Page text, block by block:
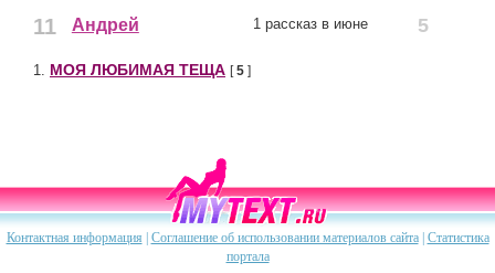
11 Андрей 1 рассказ в июне 5
1. МОЯ ЛЮБИМАЯ ТЕЩА [5 ]
Контактная информация Соглашение об использовании материалов сайта| Статистика
портала